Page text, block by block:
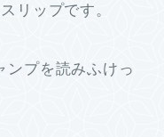
リップです。
ンプを読みふけっ